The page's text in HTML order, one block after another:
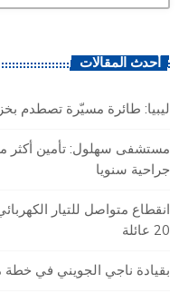
أحدث المقالات
ليبيا: طائرة مسيّرة تصطدم
جراحية سنويا
انقطاع متواصل للتيار
20 عائلة
بقيادة ناجي الجويني في